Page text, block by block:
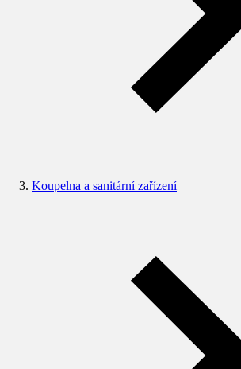
Koupelna a sanitární zařízení